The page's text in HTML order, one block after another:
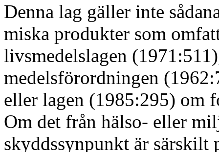
Denna lag gäller inte
miska produkter som
livsmedelslagen
medelsförordningen
eller lagen (1985:295) om
Om det från hälso- eller
skyddssynpunkt är särskilt